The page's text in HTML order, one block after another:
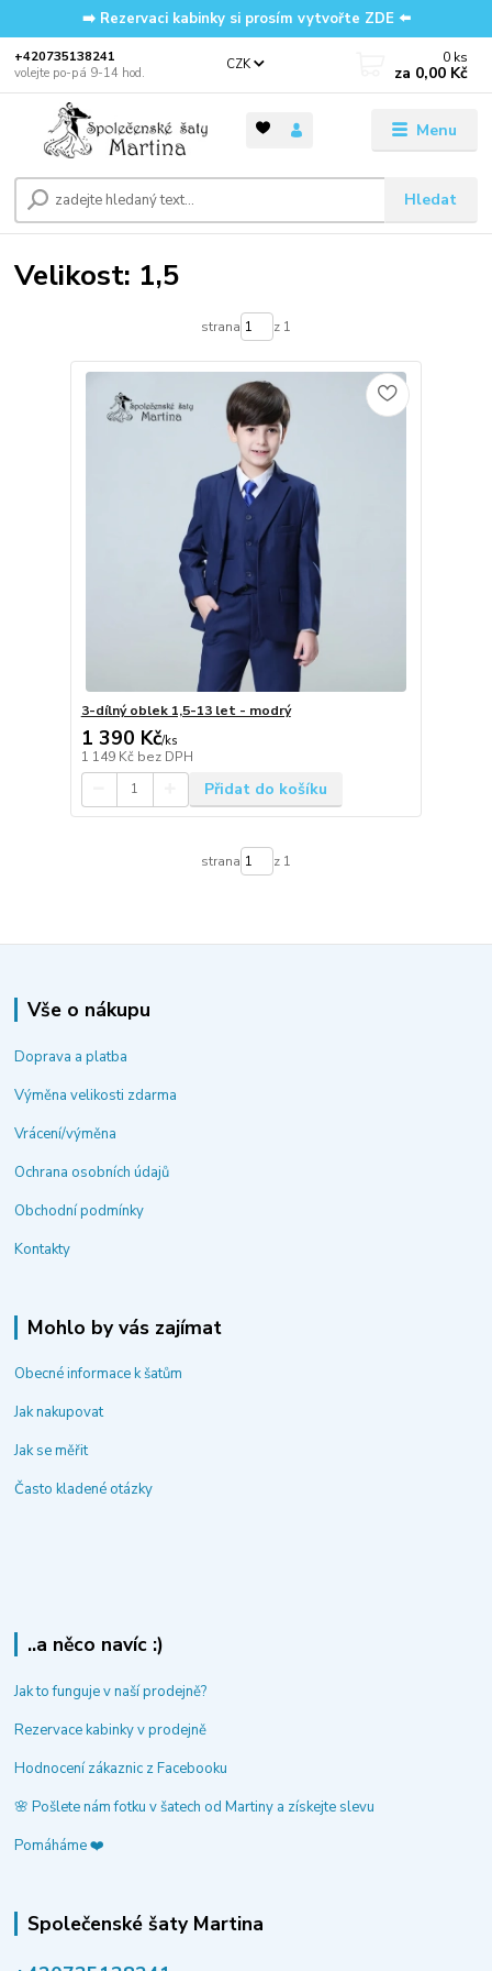
➡️ Rezervaci kabinky si prosím vytvořte ZDE ⬅️
Menu
CZK
Hledat
‭+420735138241
volejte po-pá 9-14 hod.
0 ks
za 0,00 Kč
Velikost: 1,5
strana z 1
3-dílný oblek 1,5-13 let - modrý
1 390 Kč/ks
1 149 Kč bez DPH
Přidat do košíku
strana z 1
Vše o nákupu
Doprava a platba
Výměna velikosti zdarma
Vrácení/výměna
Ochrana osobních údajů
Obchodní podmínky
Kontakty
Mohlo by vás zajímat
Obecné informace k šatům
Jak nakupovat
Jak se měřit
Často kladené otázky
..a něco navíc :)
Jak to funguje v naší prodejně?
Rezervace kabinky v prodejně
Hodnocení zákaznic z Facebooku
🌸 Pošlete nám fotku v šatech od Martiny a získejte slevu
Pomáháme ❤️
Společenské šaty Martina